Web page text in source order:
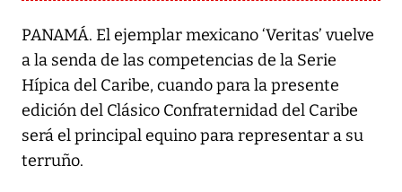
PANAMÁ. El ejemplar mexicano ‘Veritas’ vuelve
a la senda de las competencias de la Serie
Hípica del Caribe, cuando para la presente
edición del Clásico Confraternidad del Caribe
será el principal equino para representar a su
terruño.